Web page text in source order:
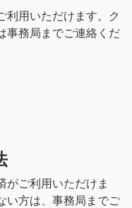
利用いただけます。ク
事務局までご連絡くだ
がご利用いただけま
い方は、事務局までご